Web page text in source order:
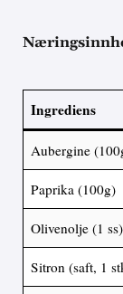
Ingrediens
Aubergine
Paprika (100g)
Olivenolje (1 ss)
Sitron (saft, 1